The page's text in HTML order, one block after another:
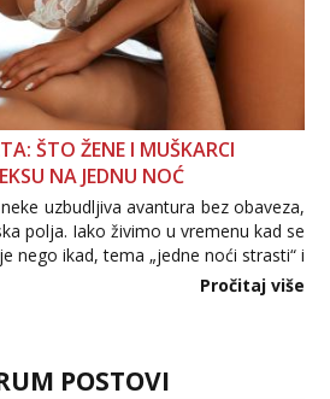
ŠTO ŽENE I MUŠKARCI
NA JEDNU NOĆ
uzbudljiva avantura bez obaveza,
polja. Iako živimo u vremenu kad se
nego ikad, tema „jedne noći strasti“ i
Što zapravo misle žene, a što
Pročitaj više
POSTOVI